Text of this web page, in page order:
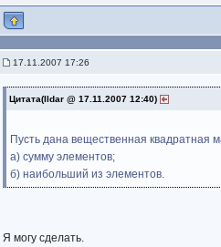
17.11.2007 17:26
Цитата(Ildar @ 17.11.2007 12:40)
Пусть дана вещественная квадратная
а) сумму элементов;
б) наибольший из элементов.
Я могу сделать.